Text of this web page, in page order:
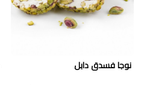
نوجا فسدق دابل